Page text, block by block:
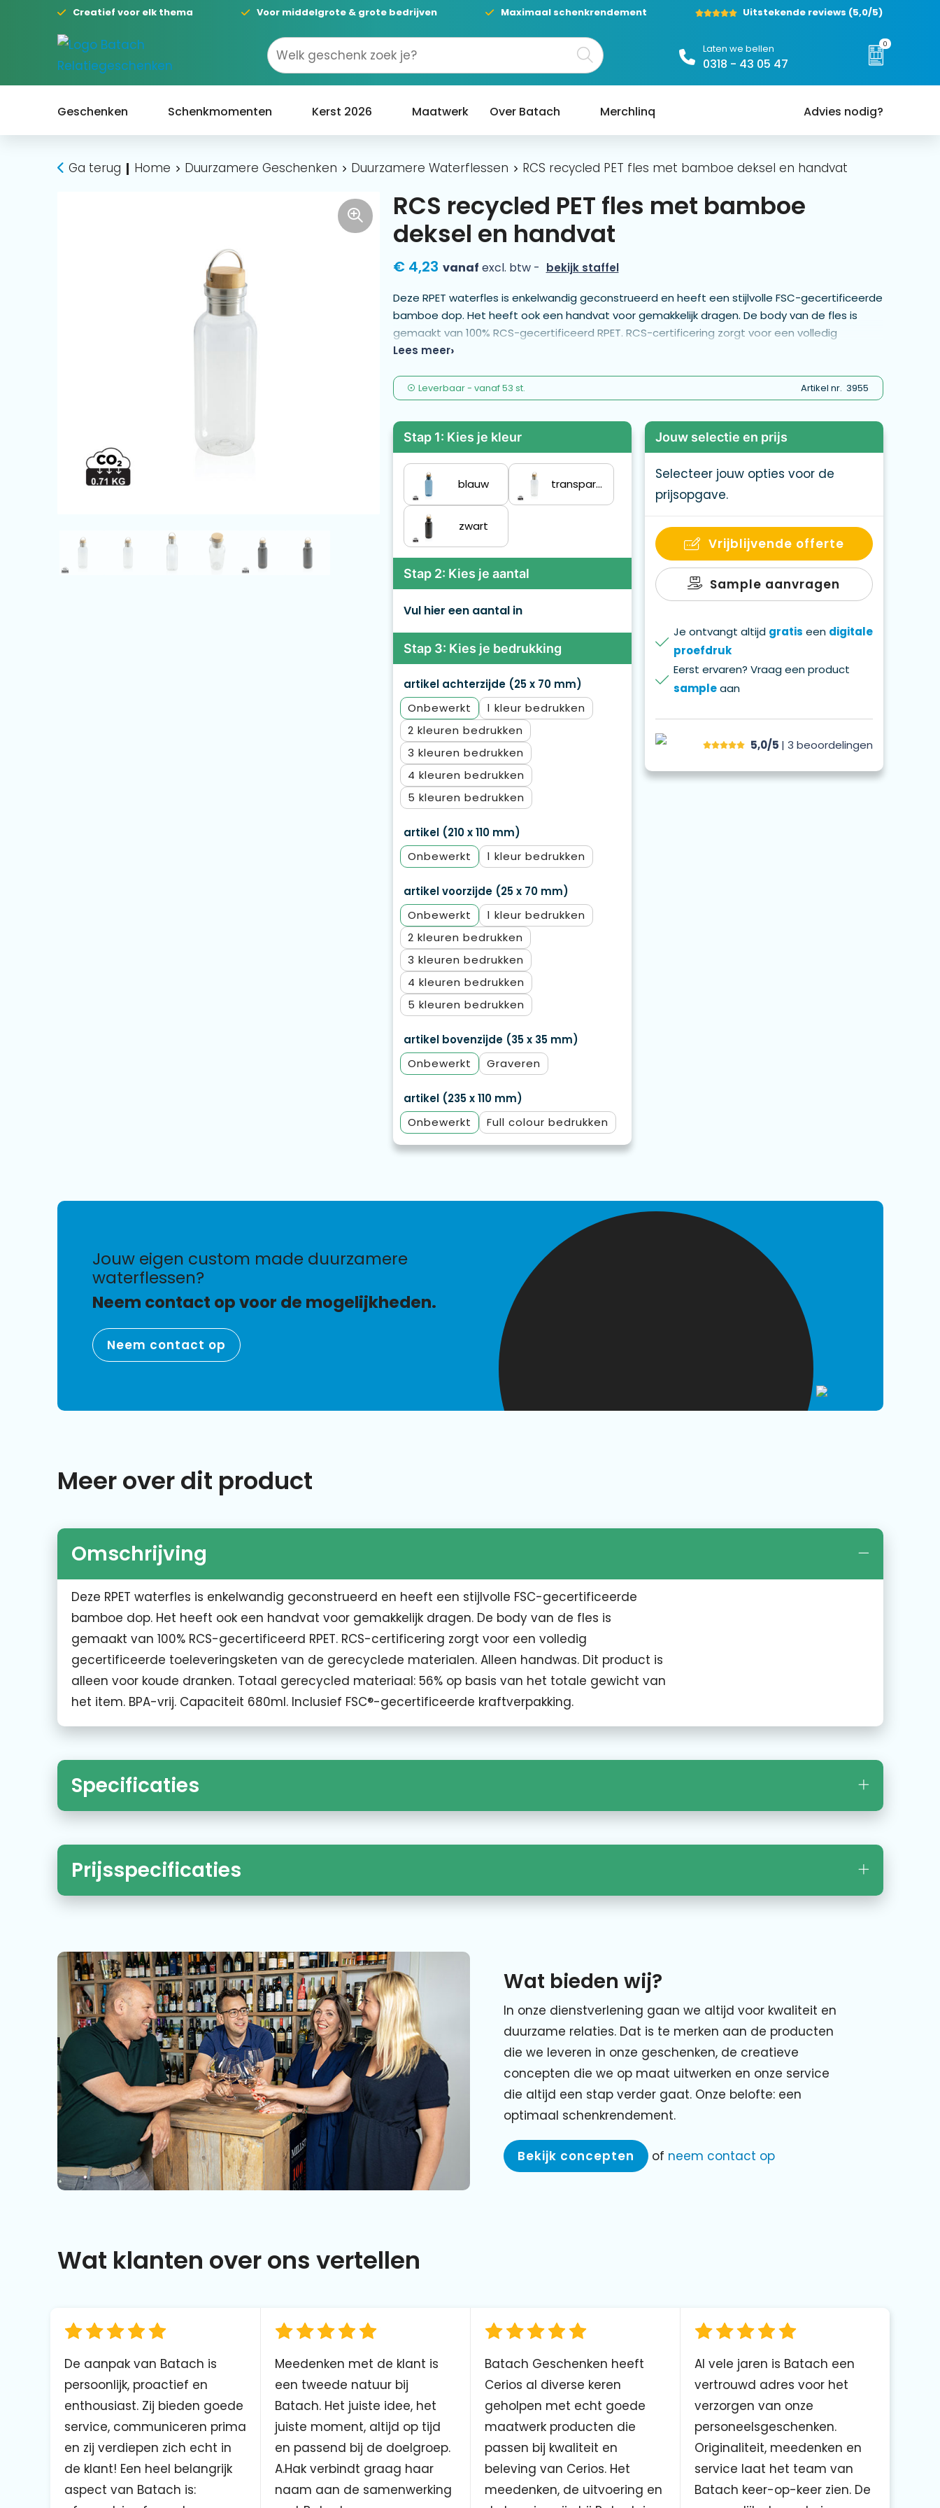
Creatief voor elk thema Voor middelgrote & grote bedrijven Maximaal schenkrendement Uitstekende reviews (5,0/5)
Laten we bellen
0318 - 43 05 47
0
Geschenken Schenkmomenten Kerst 2026 Maatwerk Over Batach Merchlinq Advies nodig?
Ga terug Home Duurzamere Geschenken Duurzamere Waterflessen RCS recycled PET fles met bamboe deksel en handvat
RCS recycled PET fles met bamboe
deksel en handvat
€ 4,23 vanaf excl. btw - bekijk staffel
Deze RPET waterfles is enkelwandig geconstrueerd en heeft een stijlvolle FSC-gecertificeerde
bamboe dop. Het heeft ook een handvat voor gemakkelijk dragen. De body van de fles is
gemaakt van 100% RCS-gecertificeerd RPET. RCS-certificering zorgt voor een volledig
gecertificeerde toeleveringsketen van de gerecyclede materialen. Alleen handwas. Dit
totale gewicht van het item. BPA-vrij. Capaciteit 680ml. Inclusief FSC®-gecertificeerde
kraftverpakking.
Lees meer
Leverbaar- vanaf53 st. Artikel nr. 3955
Stap 1: Kies je kleur
blauw transparant
zwart
Stap 2: Kies je aantal
Vul hier een aantal in
Stap 3: Kies je bedrukking
artikel achterzijde (25 x 70 mm)
Onbewerkt
1
2
3
4
5
artikel (210 x 110 mm)
Onbewerkt
1
artikel voorzijde (25 x 70 mm)
Onbewerkt
1
2
3
4
5
artikel bovenzijde (35 x 35 mm)
Onbewerkt
Graveren
artikel (235 x 110 mm)
Onbewerkt
Full colour
Jouw selectie en prijs
Selecteer jouw opties voor de
prijsopgave.
Vrijblijvende offerte
Sample aanvragen
Je ontvangt altijd gratis een digitale
proefdruk
Eerst ervaren? Vraag een product
sampleaan
5,0/5 | 3 beoordelingen
jouw eigen custom made duurzamere
waterflessen?
Neem contact op voor de mogelijkheden.
Neem contact op
Meer over dit product
Omschrijving
Deze RPET waterfles is enkelwandig geconstrueerd en heeft een stijlvolle FSC-gecertificeerde
bamboe dop. Het heeft ook een handvat voor gemakkelijk dragen. De body van de fles is
gemaakt van 100% RCS-gecertificeerd RPET. RCS-certificering zorgt voor een volledig
gecertificeerde toeleveringsketen van de gerecyclede materialen. Alleen handwas. Dit product is
alleen voor koude dranken. Totaal gerecycled materiaal: 56% op basis van het totale gewicht van
het item. BPA-vrij. Capaciteit 680ml. Inclusief FSC®-gecertificeerde kraftverpakking.
Specificaties
Prijsspecificaties
Wat bieden wij?
In onze dienstverlening gaan we altijd voor kwaliteit en
duurzame relaties. Dat is te merken aan de producten
die we leveren in onze geschenken, de creatieve
concepten die we op maat uitwerken en onze service
die altijd een stap verder gaat. Onze belofte: een
optimaal schenkrendement.
Bekijk concepten of neem contact op
Wat klanten over ons vertellen
De aanpak van Batach is
persoonlijk, proactief en
enthousiast. Zij bieden goede
service, communiceren prima
en zij verdiepen zich echt in
de klant! Een heel belangrijk
aspect van Batach is:
Meedenken met de klant is
een tweede natuur bij
Batach. Het juiste idee, het
juiste moment, altijd op tijd
en passend bij de doelgroep.
A.Hak verbindt graag haar
naam aan de samenwerking
Batach Geschenken heeft
Cerios al diverse keren
geholpen met echt goede
maatwerk producten die
passen bij kwaliteit en
beleving van Cerios. Het
meedenken, de uitvoering en
Al vele jaren is Batach een
vertrouwd adres voor het
verzorgen van onze
personeelsgeschenken.
Originaliteit, meedenken en
service laat het team van
Batach keer-op-keer zien. De